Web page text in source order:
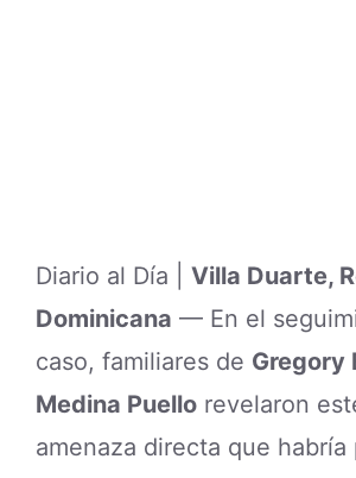
Diario al Día | Villa Duarte,
Dominicana — En el
caso, familiares de Gregory
Medina Puello revelaron
amenaza directa que habría